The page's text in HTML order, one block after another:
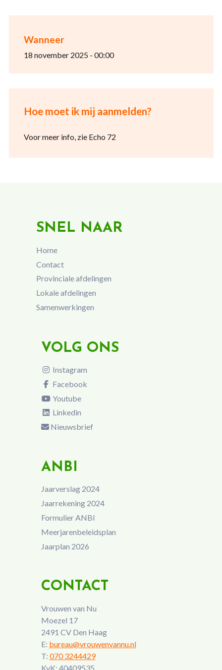
Wanneer
18 november 2025 - 00:00
Hoe moet ik mij aanmelden?
Voor meer info, zie Echo 72
SNEL NAAR
Home
Contact
Provinciale afdelingen
Lokale afdelingen
Samenwerkingen
VOLG ONS
Instagram
Facebook
Youtube
Linkedin
Nieuwsbrief
ANBI
Jaarverslag 2024
Jaarrekening 2024
Formulier ANBI
Meerjarenbeleidsplan
Jaarplan 2026
CONTACT
Vrouwen van Nu
Moezel 17
2491 CV Den Haag
E: bureau@vrouwenvannu.nl
T: 070 3244429
KvK: 40409535